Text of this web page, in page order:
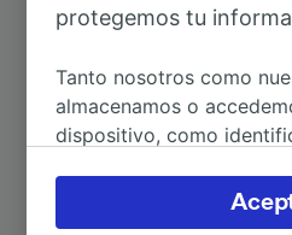
A Borgo San Lorenzo
protegemos tu
Tanto nosotros como
almacenamos o
dispositivo, como
Puedes aceptar o
haciendo clic abajo,